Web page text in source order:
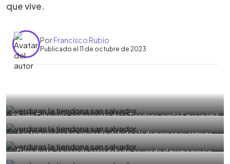
que vive.
PorFrancisco Rubio
Publicado el 11 de octubre de 2023
► 0:00
Escuchar artículo
Alberto Echeverría, comerciante de La Tiendona, explicó que invirtió
alrededor de 12 mil dólares en el producto y el viaje en camión, pero
calcula que va recuperar alrededor solo de 7 mil a 8 mil dólares.
Foto EDH/ Francisco Rubio
Los tomates se han arruinado debido a la demora en su entrega
desde Guatemala. Foto EDH/ Francisco Rubio
El producto, a pesar de estar dañado, se vende al mismo precio.
Foto EDH/ Francisco Rubio